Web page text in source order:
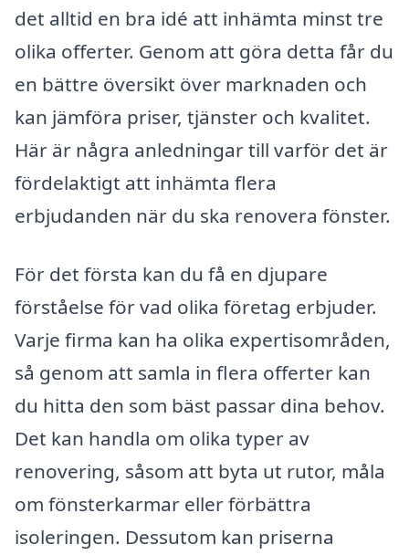
det alltid en bra idé att inhämta minst tre
olika offerter. Genom att göra detta får du
en bättre översikt över marknaden och
kan jämföra priser, tjänster och kvalitet.
Här är några anledningar till varför det är
fördelaktigt att inhämta flera
erbjudanden när du ska renovera fönster.
För det första kan du få en djupare
förståelse för vad olika företag erbjuder.
Varje firma kan ha olika expertisområden,
så genom att samla in flera offerter kan
du hitta den som bäst passar dina behov.
Det kan handla om olika typer av
renovering, såsom att byta ut rutor, måla
om fönsterkarmar eller förbättra
isoleringen. Dessutom kan priserna